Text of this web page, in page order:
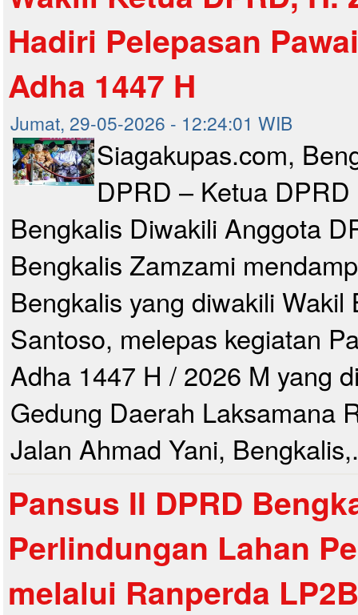
Hadiri Pelepasan
Adha 1447 H
Jumat, 29-05-2026 - 12:24:01 WIB
Siagakupas.com,
DPRD – Ketua
Bengkalis Diwakili Anggota
Bengkalis Zamzami
Bengkalis yang diwakili Wakil
Santoso, melepas kegiatan
Adha 1447 H / 2026 M yang
Gedung Daerah Laksamana
Jalan Ahmad Yani,
Pansus II DPRD
Perlindungan Lahan
melalui Ranperda LP2B